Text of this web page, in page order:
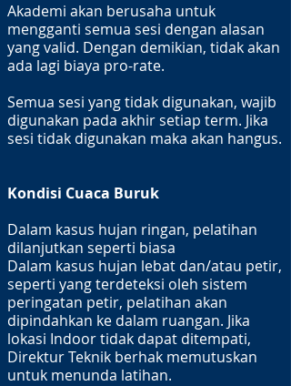
Akademi akan berusaha untuk
mengganti semua sesi dengan alasan
yang valid. Dengan demikian, tidak akan
ada lagi biaya pro-rate.
Semua sesi yang tidak digunakan, wajib
digunakan pada akhir setiap term. Jika
sesi tidak digunakan maka akan hangus.
Kondisi Cuaca Buruk
Dalam kasus hujan ringan, pelatihan
dilanjutkan seperti biasa
Dalam kasus hujan lebat dan/atau petir,
seperti yang terdeteksi oleh sistem
peringatan petir, pelatihan akan
dipindahkan ke dalam ruangan. Jika
lokasi Indoor tidak dapat ditempati,
Direktur Teknik berhak memutuskan
untuk menunda latihan.